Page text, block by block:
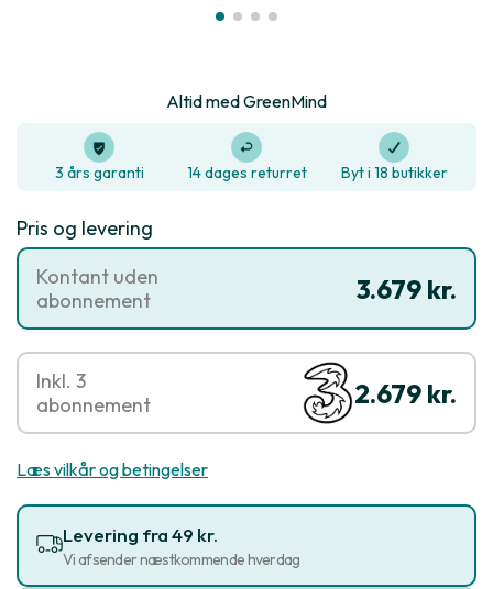
Altid med GreenMind
3 års garanti 14 dages returret Byt i 18 butikker
Pris og levering
3.679 kr.
Kontant uden
abonnement
2.679 kr.
Inkl. 3
abonnement
Læs vilkår og betingelser
Levering fra 49 kr.
Vi afsender næstkommende hverdag